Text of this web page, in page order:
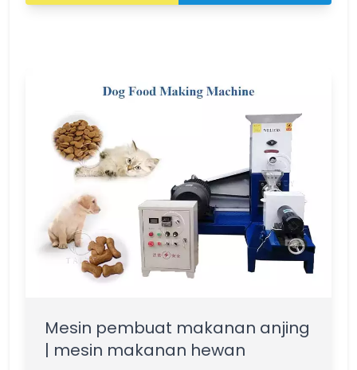
Mesin pembuat makanan anjing
| mesin makanan hewan